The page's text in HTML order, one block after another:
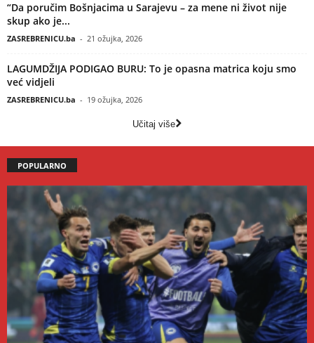
“Da poručim Bošnjacima u Sarajevu – za mene ni život nije
skup ako je...
ZASREBRENICU.ba - 21 ožujka, 2026
LAGUMDŽIJA PODIGAO BURU: To je opasna matrica koju smo
već vidjeli
ZASREBRENICU.ba - 19 ožujka, 2026
Učitaj više
POPULARNO